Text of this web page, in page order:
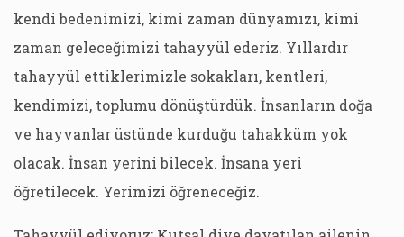
kendi bedenimizi, kimi zaman dünyamızı, kimi
zaman geleceğimizi tahayyül ederiz. Yıllardır
tahayyül ettiklerimizle sokakları, kentleri,
kendimizi, toplumu dönüştürdük. İnsanların doğa
ve hayvanlar üstünde kurduğu tahakküm yok
olacak. İnsan yerini bilecek. İnsana yeri
öğretilecek. Yerimizi öğreneceğiz.